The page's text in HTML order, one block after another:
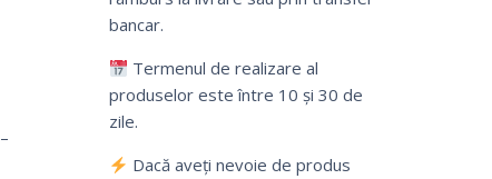
bancar.
Termenul de realizare al
produselor este între 10 și 30 de
zile.
Dacă aveți nevoie de produs